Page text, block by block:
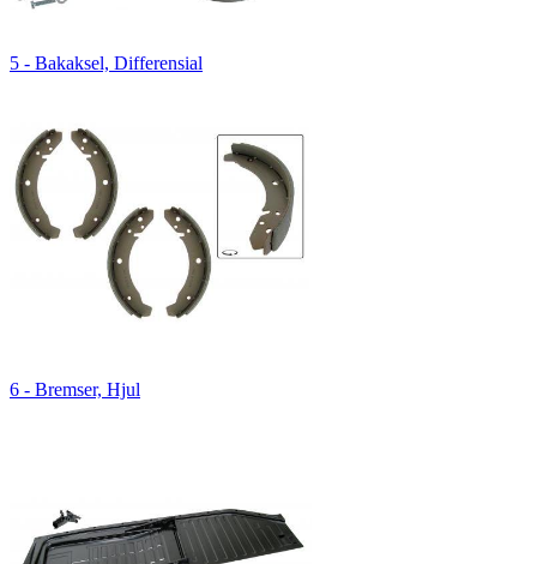
5 - Bakaksel, Differensial
6 - Bremser, Hjul